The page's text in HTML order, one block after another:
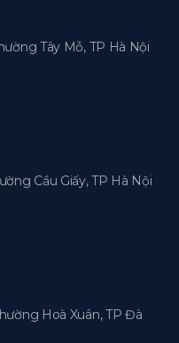
Tây Mỗ, TP Hà Nội
Cầu Giấy, TP Hà Nội
Hoà Xuân, TP Đà